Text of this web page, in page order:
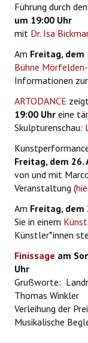
Führung durch
um 19:00 Uhr
mit Dr. Isa
Am Freitag, dem
Bühne
Informationen
ARTODANCE
19:00 Uhr eine
Skulpturenschau:
Freitag, dem 26.
von und mit
Veranstaltung (
Am Freitag, dem
Sie in einem
Künstler*innen
Finissage am
Uhr
Grußworte:
Thomas Winkler
Verleihung der
Musikalische